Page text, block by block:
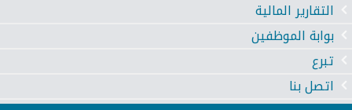
التقارير المالية
بوابة الموظفين
تبرع
اتصل بنا